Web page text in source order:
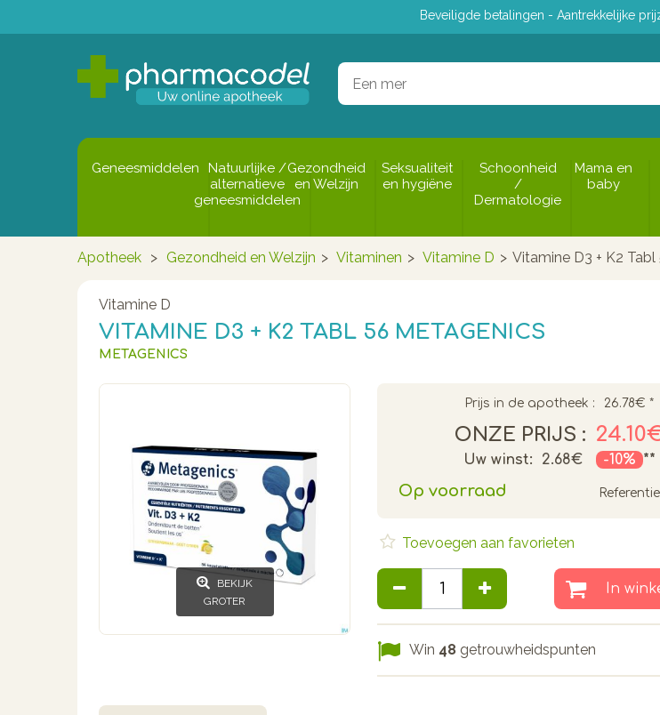
Beveiligde betalingen - Aantrekkelijke
Geneesmiddelen
Natuurlijke /
alternatieve
geneesmiddelen
Gezondheid
en Welzijn
Seksualiteit
en hygiëne
Schoonheid
/
Dermatologie
Mama en
baby
Apotheek > Gezondheid en Welzijn > Vitaminen > Vitamine D > Vitamine D3 + K2
Vitamine D
VITAMINE D3 + K2 TABL 56 METAGENICS
METAGENICS
BEKIJK
GROTER
Prijs in de apotheek : 26.78€ *
ONZE PRIJS :
Uw winst: 2.68€ -10% **
Op voorraad
Toevoegen aan favorieten
In
Win 48 getrouwheidspunten